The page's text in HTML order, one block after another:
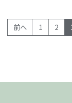
前へ 1 2